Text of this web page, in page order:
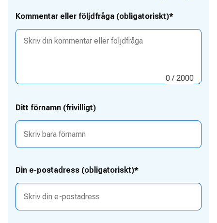
Kommentar eller följdfråga (obligatoriskt)*
0/ 2000
Ditt förnamn (frivilligt)
Din e-postadress (obligatoriskt)*